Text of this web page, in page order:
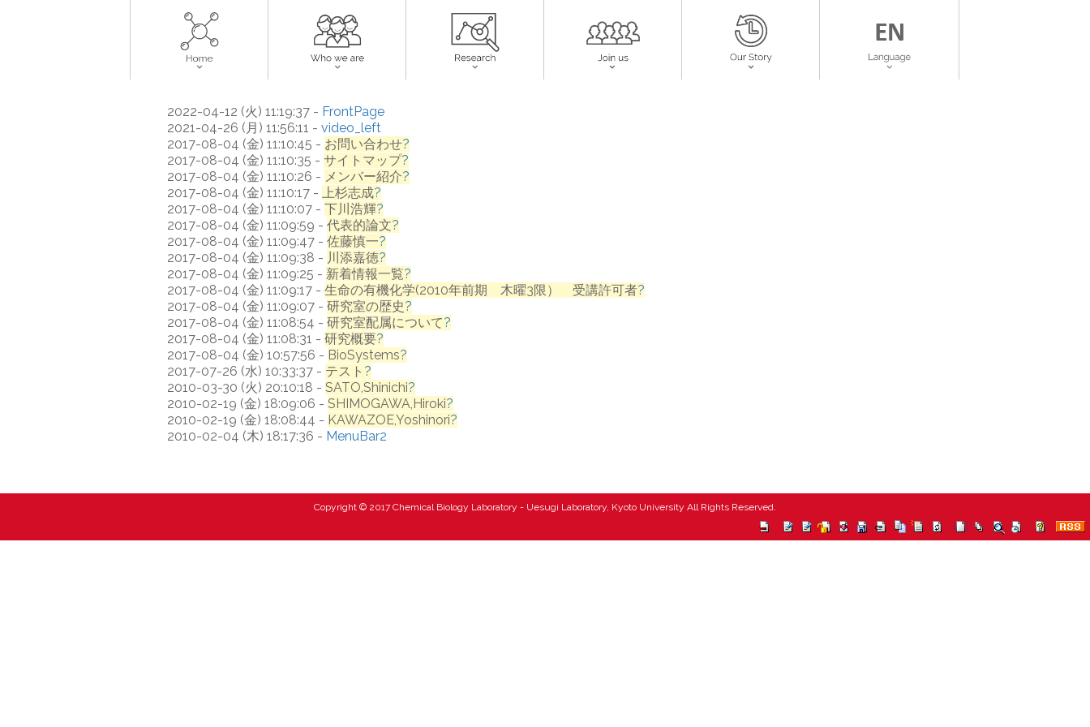
2022-04-12 (火) 11:19:37 - FrontPage
2021-04-26 (月) 11:56:11 - video_left
2017-08-04 (金) 11:10:45 - お問い合わせ?
2017-08-04 (金) 11:10:35 - サイトマップ?
2017-08-04 (金) 11:10:26 - メンバー紹介?
2017-08-04 (金) 11:10:17 - 上杉志成?
2017-08-04 (金) 11:10:07 - 下川浩輝?
2017-08-04 (金) 11:09:59 - 代表的論文?
2017-08-04 (金) 11:09:47 - 佐藤慎一?
2017-08-04 (金) 11:09:38 - 川添嘉徳?
2017-08-04 (金) 11:09:25 - 新着情報一覧?
2017-08-04 (金) 11:09:17 - 生命の有機化学(2010年前期 木曜3限） 受講許可者?
2017-08-04 (金) 11:09:07 - 研究室の歴史?
2017-08-04 (金) 11:08:54 - 研究室配属について?
2017-08-04 (金) 11:08:31 - 研究概要?
2017-08-04 (金) 10:57:56 - BioSystems?
2017-07-26 (水) 10:33:37 - テスト ?
2010-03-30 (火) 20:10:18 - SATO,Shinichi?
2010-02-19 (金) 18:09:06 - SHIMOGAWA,Hiroki?
2010-02-19 (金) 18:08:44 - KAWAZOE,Yoshinori?
2010-02-04 (木) 18:17:36 - MenuBar2
Copyright © 2017 Chemical Biology Laboratory - Uesugi Laboratory, Kyoto University All Rights Reserved.